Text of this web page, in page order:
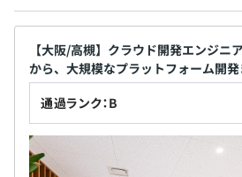
■チームで仕事を進めることを大
ケーションを密に取って業務対応
【大阪/高槻】クラウド開発エンジニ
から、大規模なプラットフォーム開
通過ランク：B